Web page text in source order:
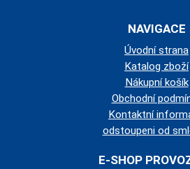
NAVIGACE
Úvodní strana
Katalog zboží
Nákupní košík
Obchodní
Kontaktní
odstoupeni od
E-SHOP